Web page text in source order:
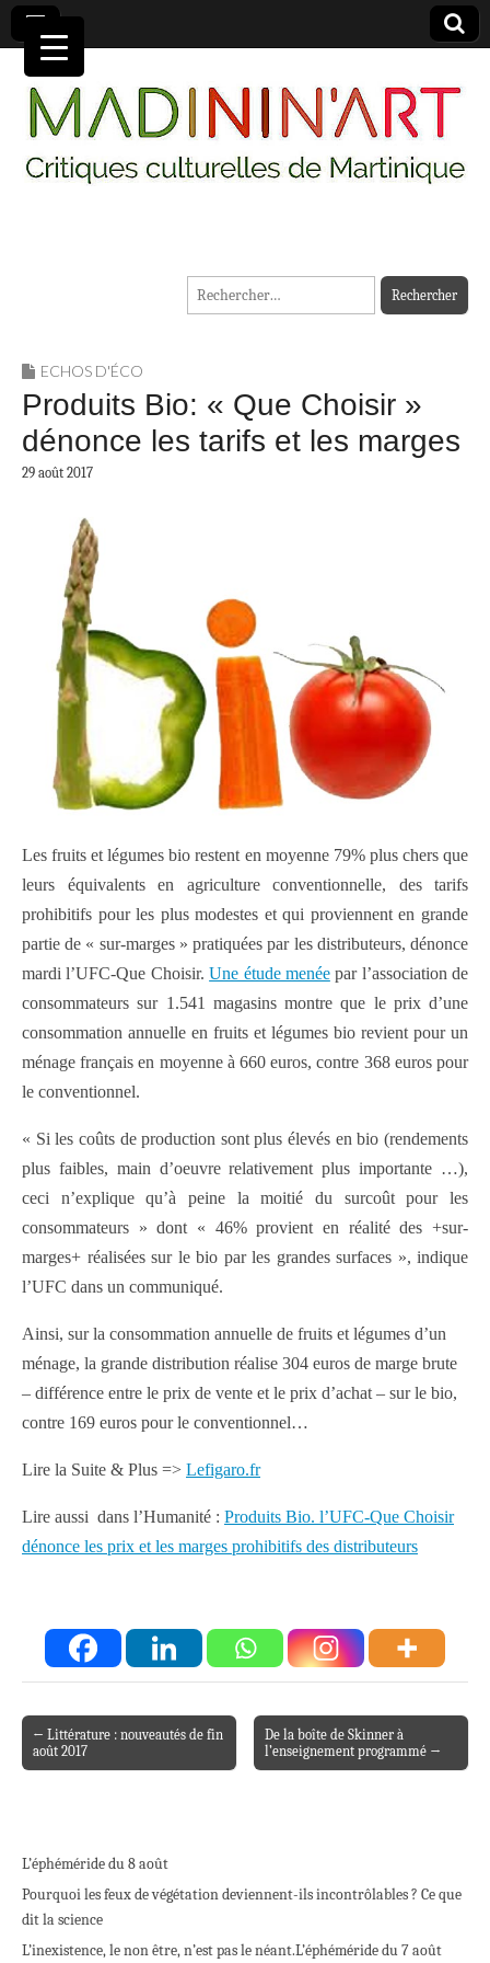
MADININ'ART
Rechercher :
ECHOS D'ÉCO
Produits Bio: « Que Choisir »
dénonce les tarifs et les marges
29 août 2017
Les fruits et légumes bio restent en moyenne 79% plus chers que
leurs équivalents en agriculture conventionnelle, des tarifs
prohibitifs pour les plus modestes et qui proviennent en grande
partie de « sur-marges » pratiquées par les distributeurs, dénonce
mardi l’UFC-Que Choisir.Une étude menéepar l’association de
consommateurs sur 1.541 magasins montre que le prix d’une
consommation annuelle en fruits et légumes bio revient pour un
ménage français en moyenne à 660 euros, contre 368 euros pour
le conventionnel.
« Si les coûts de production sont plus élevés en bio (rendements
plus faibles, main d’oeuvre relativement plus importante …),
ceci n’explique qu’à peine la moitié du surcoût pour les
consommateurs » dont « 46% provient en réalité des +sur-
marges+ réalisées sur le bio par les grandes surfaces », indique
l’UFC dans un communiqué.
Ainsi, sur la consommation annuelle de fruits et légumes d’un
ménage, la grande distribution réalise 304 euros de marge brute
– différence entre le prix de vente et le prix d’achat – sur le bio,
contre 169 euros pour le conventionnel…
Lire la Suite & Plus => Lefigaro.fr
Lire aussi dans l’Humanité : Produits Bio. l’UFC-Que Choisir
dénonce les prix et les marges prohibitifs des distributeurs
Post navigation
← Littérature : nouveautés de fin
août 2017
De la boîte de Skinner à
l’enseignement programmé →
L’éphéméride du 8 août
Pourquoi les feux de végétation deviennent-ils incontrôlables ? Ce que
dit la science
L’inexistence, le non être, n’est pas le néant.L’éphéméride du 7 août